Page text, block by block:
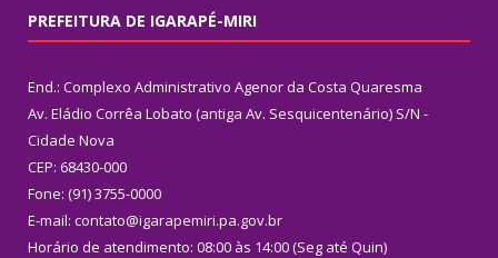
PREFEITURA DE IGARAPÉ-MIRI
End.: Complexo Administrativo Agenor da Costa Quaresma
Av. Eládio Corrêa Lobato (antiga Av. Sesquicentenário) S/N -
Cidade Nova
CEP: 68430-000
Fone: (91) 3755-0000
E-mail: contato@igarapemiri.pa.gov.br
Horário de atendimento: 08:00 às 14:00 (Seg até Quin)